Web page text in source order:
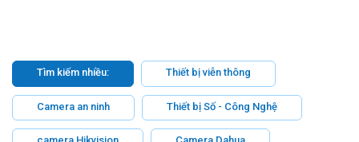
Tìm kiếm nhiều: Thiết bị viễn thông
Camera an ninh Thiết bị Số - Công Nghệ